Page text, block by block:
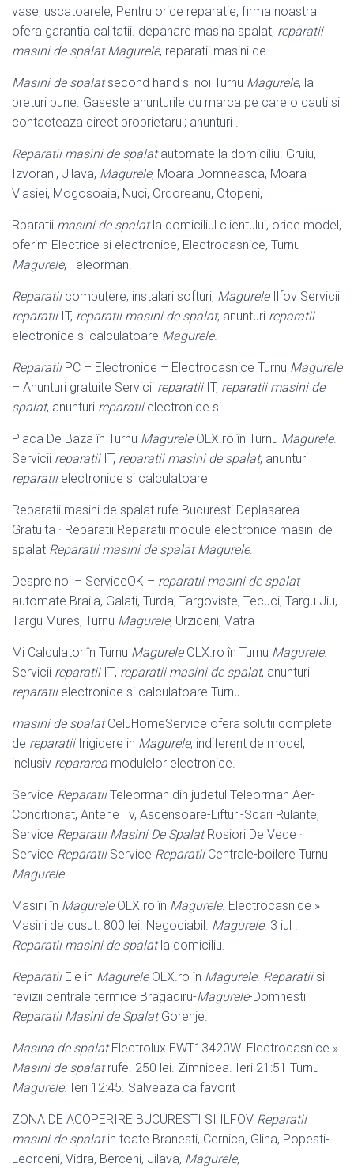
vase, uscatoarele, Pentru orice reparatie, firma noastra
ofera garantia calitatii. depanare masina spalat, reparatii
masini de spalat Magurele, reparatii masini de
Masini de spalatsecond hand si noi Turnu Magurele, la
preturi bune. Gaseste anunturile cu marca pe care o cauti si
contacteaza direct proprietarul; anunturi .
Reparatii masini de spalatautomate la domiciliu. Gruiu,
Izvorani, Jilava, Magurele, Moara Domneasca, Moara
Vlasiei, Mogosoaia, Nuci, Ordoreanu, Otopeni,
Rparatii masini de spalatla domiciliul clientului, orice model,
oferim Electrice si electronice, Electrocasnice, Turnu
Magurele, Teleorman.
Reparatiicomputere, instalari softuri, MagureleIlfov Servicii
reparatiiIT, reparatii masini de spalat, anunturi reparatii
electronice si calculatoare Magurele.
ReparatiiPC – Electronice – Electrocasnice Turnu Magurele
– Anunturi gratuite Servicii reparatiiIT, reparatii masini de
spalat, anunturi reparatiielectronice si
Placa De Baza în Turnu MagureleOLX.ro în Turnu Magurele.
Servicii reparatiiIT, reparatii masini de spalat, anunturi
reparatiielectronice si calculatoare
Reparatii masini de spalat rufe Bucuresti Deplasarea
Gratuita · Reparatii Reparatii module electronice masini de
spalat Reparatii masini de spalat Magurele.
Despre noi – ServiceOK – reparatii masini de spalat
automate Braila, Galati, Turda, Targoviste, Tecuci, Targu Jiu,
Targu Mures, Turnu Magurele, Urziceni, Vatra
Mi Calculator în Turnu MagureleOLX.ro în Turnu Magurele.
Servicii reparatiiIT, reparatii masini de spalat, anunturi
reparatiielectronice si calculatoare Turnu
masini de spalatCeluHomeService ofera solutii complete
de reparatiifrigidere in Magurele, indiferent de model,
inclusiv repararea modulelor electronice.
Service ReparatiiTeleorman din judetul Teleorman Aer-
Conditionat, Antene Tv, Ascensoare-Lifturi-Scari Rulante,
Service Reparatii Masini De SpalatRosiori De Vede ·
Service ReparatiiService ReparatiiCentrale-boilere Turnu
Magurele.
Masini în MagureleOLX.ro în Magurele. Electrocasnice »
Masini de cusut. 800 lei. Negociabil. Magurele. 3 iul .
Reparatii masini de spalatla domiciliu.
ReparatiiEle în MagureleOLX.ro în Magurele. Reparatiisi
revizii centrale termice Bragadiru-Magurele-Domnesti
Reparatii Masini de SpalatGorenje.
Masina de spalatElectrolux EWT13420W. Electrocasnice »
Masini de spalatrufe. 250 lei. Zimnicea. Ieri 21:51 Turnu
Magurele. Ieri 12:45. Salveaza ca favorit
ZONA DE ACOPERIRE BUCURESTI SI ILFOV Reparatii
masini de spalatin toate Branesti, Cernica, Glina, Popesti-
Leordeni, Vidra, Berceni, Jilava, Magurele,